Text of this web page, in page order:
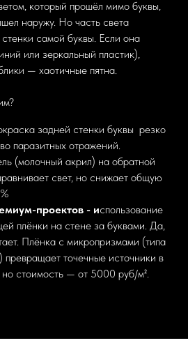
который прошёл мимо буквы,
наружу. Но часть света
самой буквы. Если она
или зеркальный пластик),
— хаотичные пятна.
задней стенки буквы резко
паразитных отражений.
(молочный акрил) на обратной
свет, но снижает общую
проектов - использование
плёнки на стене за буквами. Да,
Плёнка с микропризмами (типа
превращает точечные источники в
стоимость — от 5000 руб/м².